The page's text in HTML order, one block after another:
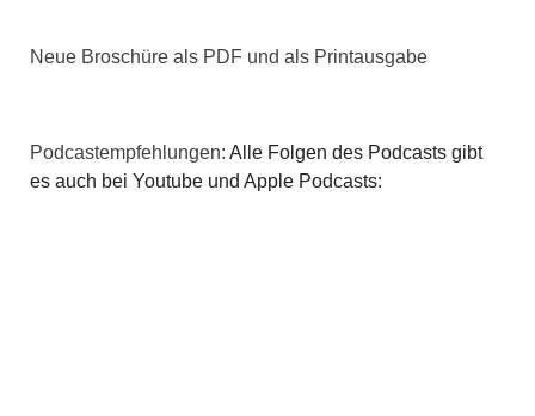
Neue Broschüre als PDF und als Printausgabe
Podcastempfehlungen: Alle Folgen des Podcasts gibt
es auch bei Youtube und Apple Podcasts: